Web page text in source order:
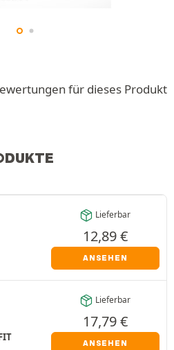
für dieses Produkt
Lieferbar
12,89€
ANSEHEN
Lieferbar
17,79€
ANSEHEN